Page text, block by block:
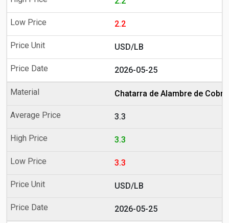
2.2
USD/LB
2026-05-25
Chatarra de Alambre de
3.3
3.3
3.3
USD/LB
2026-05-25